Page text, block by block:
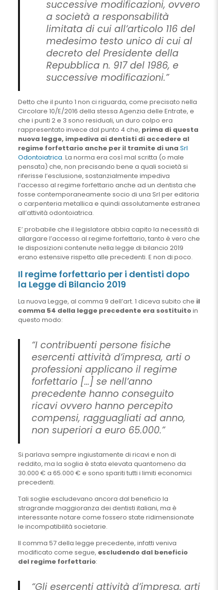
successive modificazioni, ovvero
a società a responsabilità
limitata di cui all’articolo 116 del
medesimo testo unico di cui al
decreto del Presidente della
Repubblica n. 917 del 1986, e
successive modificazioni.”
Detto che il punto 1 non ci riguarda, come precisato nella
Circolare 10/E/2016 della stessa Agenzia delle Entrate, e
che i punti 2 e 3 sono residuali, un duro colpo era
rappresentato invece dal punto 4 che, prima di questa
nuova legge, impediva ai dentisti di accedere al
regime forfettario anche per il tramite di una Srl
Odontoiatrica. La norma era così mal scritta (o male
pensata) che, non precisando bene a quali società si
riferisse l’esclusione, sostanzialmente impediva
l’accesso al regime forfettario anche ad un dentista che
fosse contemporaneamente socio di una Srl per editoria
o carpenteria metallica e quindi assolutamente estranea
all’attività odontoiatrica.
E’ probabile che il legislatore abbia capito la necessità di
allargare l’accesso al regime forfettario, tanto è vero che
le disposizioni contenute nella legge di bilancio 2019
erano estensive rispetto alle precedenti. E non di poco.
Il regime forfettario per i dentisti dopo
la Legge di Bilancio 2019
La nuova Legge, al comma 9 dell’art. 1 diceva subito che il
comma 54 della legge precedente era sostituitoin
questo modo:
“I contribuenti persone fisiche
esercenti attività d’impresa, arti o
professioni applicano il regime
forfettario […] se nell’anno
precedente hanno conseguito
ricavi ovvero hanno percepito
compensi, ragguagliati ad anno,
non superiori a euro 65.000.”
Si parlava sempre ingiustamente di ricavi e non di
reddito, ma la soglia è stata elevata quantomeno da
30.000 € a 65.000 € e sono spariti tutti i limiti economici
precedenti.
Tali soglie escludevano ancora dal beneficio la
stragrande maggioranza dei dentisti italiani, ma è
interessante notare come fossero state ridimensionate
le incompatibilità societarie.
Il comma 57 della legge precedente, infatti veniva
modificato come segue, escludendo dal beneficio
del regime forfettario:
“Gli esercenti attività d’impresa, arti